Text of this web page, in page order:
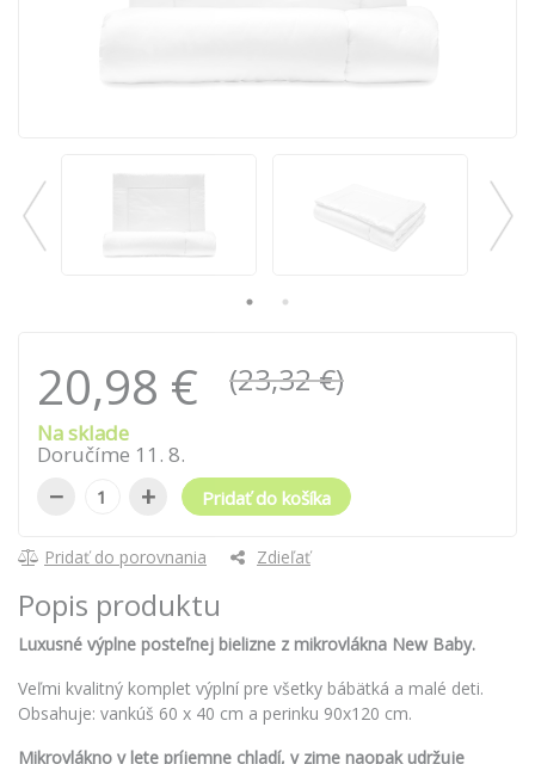
20,98 € (23,32 €)
Na sklade
Doručíme 11 . 8.
− + Pridať do košíka
Pridať do porovnania Zdieľať
Popis produktu
Luxusné výplne posteľnej bielizne z mikrovlákna New Baby.
Veľmi kvalitný komplet výplní pre všetky bábätká a malé deti.
Obsahuje: vankúš 60 x 40 cm a perinku 90x120 cm.
Mikrovlákno v lete príjemne chladí, v zime naopak udržuje